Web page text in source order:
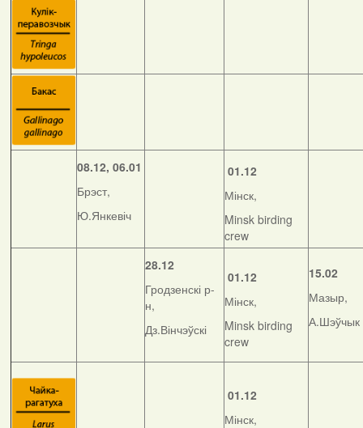
08.12, 06.01
Брэст,
Ю.Янкевіч
01.12
Мінск,
Minsk birding
crew
28.12
Гродзенскі р-
н,
Дз.Вінчэўскі
01.12
Мінск,
Minsk birding
crew
15.02
Мазыр,
А.Шэўчык
01.12
Мінск,